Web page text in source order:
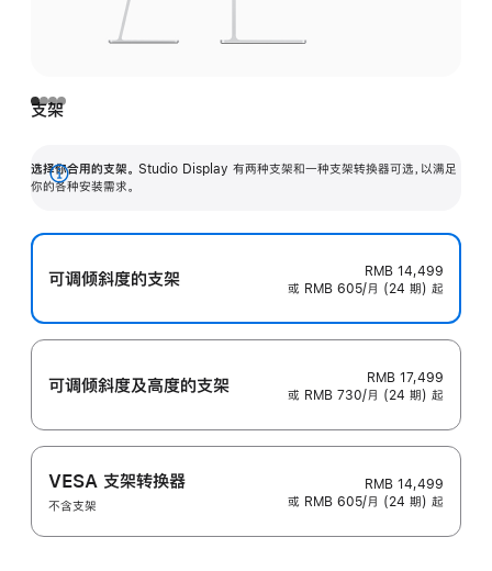
支架
选择你合用的支架。 Studio Display 有两种支架和一种支架转换器可选，以满足
你的各种安装需求。
展
可调倾斜度的支架
RMB 14,499
或 RMB 605/月 (24 期) 起
可调倾斜度及高‍度的支‍架
RMB 17,499
或 RMB 730/月 (24 期) 起
VESA 支架转换器
不含支架
RMB 14,499
或 RMB 605/月 (24 期) 起